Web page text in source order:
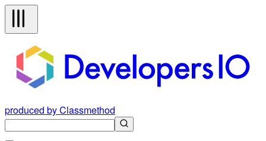
produced by Classmethod